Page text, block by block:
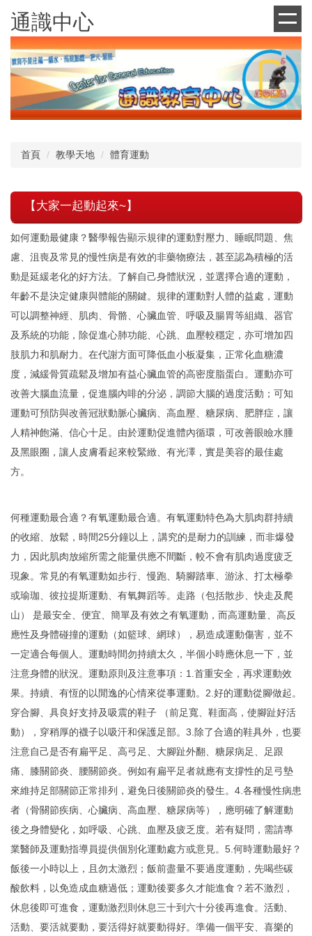
跳
主
要
內
區
通識中心
首頁 教學天地 體育運動
【大家一起動起來~】
如何運動最健康？醫學報告顯示規律的運動對壓力、睡眠問題、焦
慮、沮喪及常見的慢性病是有效的非藥物療法，甚至認為積極的活
動是延緩老化的好方法。了解自己身體狀況，並選擇合適的運動，
年齡不是決定健康與體能的關鍵。規律的運動對人體的益處，運動
可以調整神經、肌肉、骨骼、心臟血管、呼吸及腸胃等組織、器官
及系統的功能，除促進心肺功能、心跳、血壓較穩定，亦可增加四
肢肌力和肌耐力。在代謝方面可降低血小板凝集，正常化血糖濃
度，減緩骨質疏鬆及增加有益心臟血管的高密度脂蛋白。運動亦可
改善大腦血流量，促進腦內啡的分泌，調節大腦的過度活動；可知
運動可預防與改善冠狀動脈心臟病、高血壓、糖尿病、肥胖症，讓
人精神飽滿、信心十足。由於運動促進體內循環，可改善眼瞼水腫
及黑眼圈，讓人皮膚看起來較緊緻、有光澤，實是美容的最佳處
方。
何種運動最合適？有氧運動最合適。有氧運動特色為大肌肉群持續
的收縮、放鬆，時間25分鐘以上，講究的是耐力的訓練，而非爆發
力，因此肌肉放縮所需之能量供應不間斷，較不會有肌肉過度疲乏
現象。常見的有氧運動如步行、慢跑、騎腳踏車、游泳、打太極拳
或瑜珈、彼拉提斯運動、有氧舞蹈等。走路（包括散步、快走及爬
山） 是最安全、便宜、簡單及有效之有氧運動，而高運動量、高反
應性及身體碰撞的運動（如籃球、網球），易造成運動傷害，並不
一定適合每個人。運動時間勿持續太久，半個小時應休息一下，並
注意身體的狀況。運動原則及注意事項：1.首重安全，再求運動效
果。持續、有恆的以閒逸的心情來從事運動。2.好的運動從腳做起。
穿合腳、具良好支持及吸震的鞋子 （前足寬、鞋面高，使腳趾好活
動），穿稍厚的襪子以吸汗和保護足部。3.除了合適的鞋具外，也要
注意自己是否有扁平足、高弓足、大腳趾外翻、糖尿病足、足跟
痛、膝關節炎、腰關節炎。例如有扁平足者就應有支撐性的足弓墊
來維持足部關節正常排列，避免日後關節炎的發生。4.各種慢性病患
者（骨關節疾病、心臟病、高血壓、糖尿病等），應明確了解運動
後之身體變化，如呼吸、心跳、血壓及疲乏度。若有疑問，需請專
業醫師及運動指導員提供個別化運動處方或意見。5.何時運動最好？
飯後一小時以上，且勿太激烈；飯前盡量不要過度運動，先喝些碳
酸飲料，以免造成血糖過低；運動後要多久才能進食？若不激烈，
休息後即可進食，運動激烈則休息三十到六十分後再進食。活動、
活動、要活就要動，要活得好就要動得好。準備一個平安、喜樂的